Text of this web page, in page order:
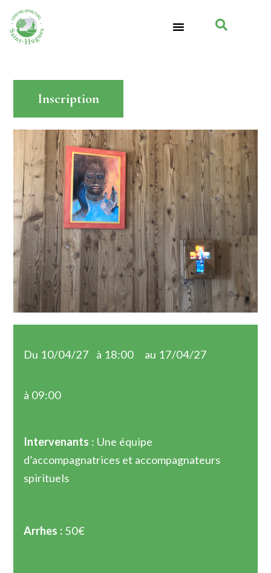
Inscription
Du 10/04/27 à 18:00 au 17/04/27
à 09:00
Intervenants : Une équipe
d’accompagnatrices et accompagnateurs
spirituels
Arrhes : 50€